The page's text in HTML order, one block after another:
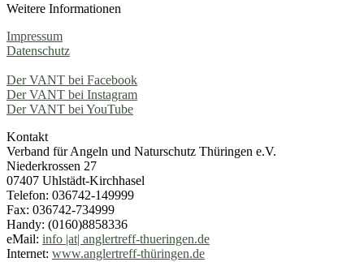
Weitere Informationen
Impressum
Datenschutz
Der VANT bei Facebook
Der VANT bei Instagram
Der VANT bei YouTube
Kontakt
Verband für Angeln und Naturschutz Thüringen e.V.
Niederkrossen 27
07407 Uhlstädt-Kirchhasel
Telefon: 036742-149999
Fax: 036742-734999
Handy: (0160)8858336
eMail: info |at| anglertreff-thueringen.de
Internet: www.anglertreff-thüringen.de